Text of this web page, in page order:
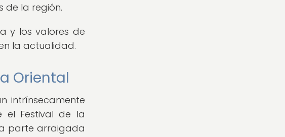
de la región.
y los valores de
la actualidad.
Oriental
intrínsecamente
el Festival de la
parte arraigada